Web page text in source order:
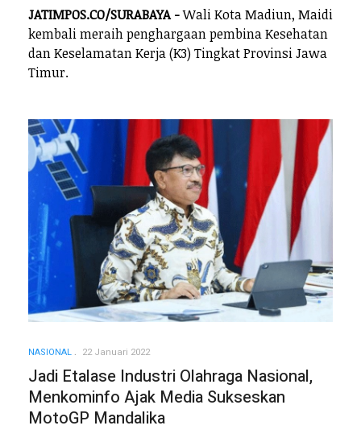
JATIMPOS.CO/SURABAYA -Wali Kota Madiun, Maidi
kembali meraih penghargaan pembina Kesehatan
dan Keselamatan Kerja (K3) Tingkat Provinsi Jawa
Timur.
NASIONAL 22 Januari 2022
Jadi Etalase Industri Olahraga Nasional,
Menkominfo Ajak Media Sukseskan
MotoGP Mandalika